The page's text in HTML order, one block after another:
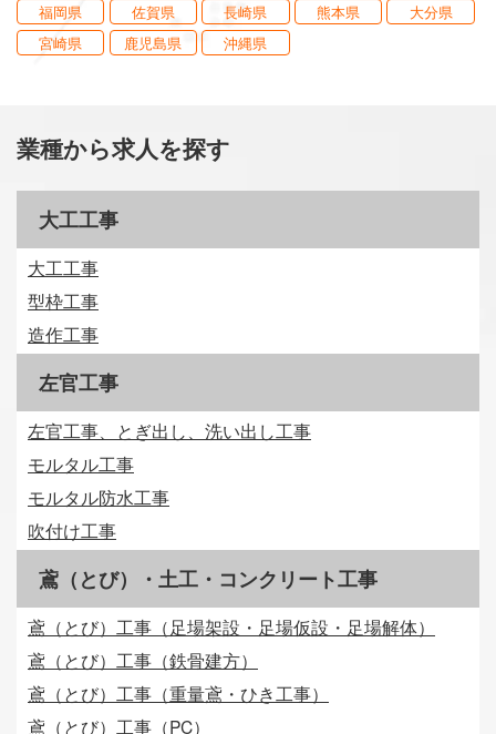
福岡県 佐賀県 長崎県 熊本県
大分県
宮崎県
鹿児島県 沖縄県
業種から求人を探す
大工工事
大工工事
型枠工事
造作工事
左官工事
左官工事、とぎ出し、洗い出し工事
モルタル工事
モルタル防水工事
吹付け工事
鳶（とび）・土工・コンクリート工事
鳶（とび）工事（足場架設・足場仮設・足場解体）
鳶（とび）工事（鉄骨建方）
鳶（とび）工事（重量鳶・ひき工事）
鳶（とび）工事（PC）